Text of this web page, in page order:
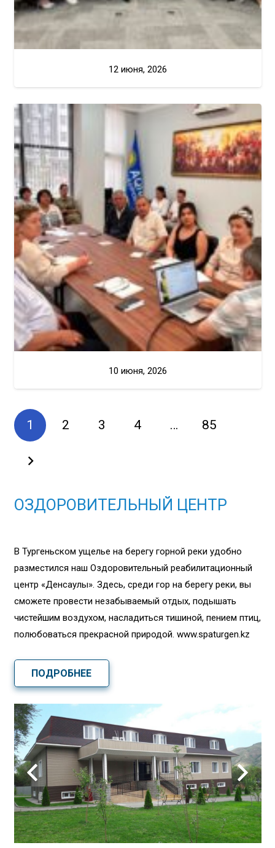
12 июня, 2026
10 июня, 2026
1 2 3 4 … 85
ОЗДОРОВИТЕЛЬНЫЙ ЦЕНТР
В Тургеньском ущелье на берегу горной реки удобно
разместился наш Оздоровительный реабилитационный
центр «Денсаулық». Здесь, среди гор на берегу реки, вы
сможете провести незабываемый отдых, подышать
чистейшим воздухом, насладиться тишиной, пением птиц,
полюбоваться прекрасной природой. www.spaturgen.kz
ПОДРОБНЕЕ